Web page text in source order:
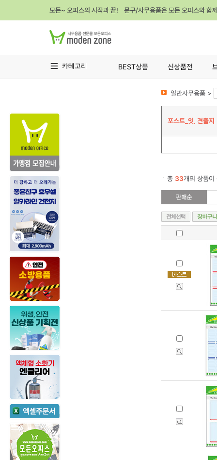
모든~ 오피스의 시작과 끝! 문구/사무용품은 모든 오피스와 함
카테고리 BEST상품 신상품전
일반사무용품 >
포스트_잇, 견출지
총 33개의 상품이